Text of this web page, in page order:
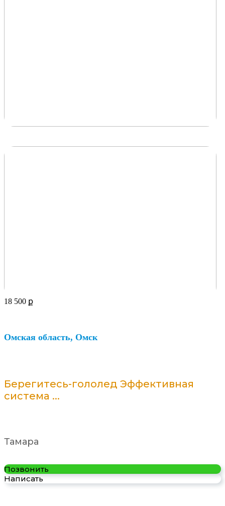
18 500 ք
Омская область, Омск
Берегитесь-гололед Эффективная
система ...
Тамара
Позвонить
Написать